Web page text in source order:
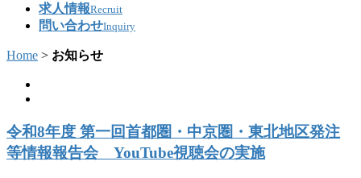
求人情報Recruit
問い合わせInquiry
Home > お知らせ
令和8年度 第一回首都圏・中京圏・東北地区発注
等情報報告会 YouTube視聴会の実施